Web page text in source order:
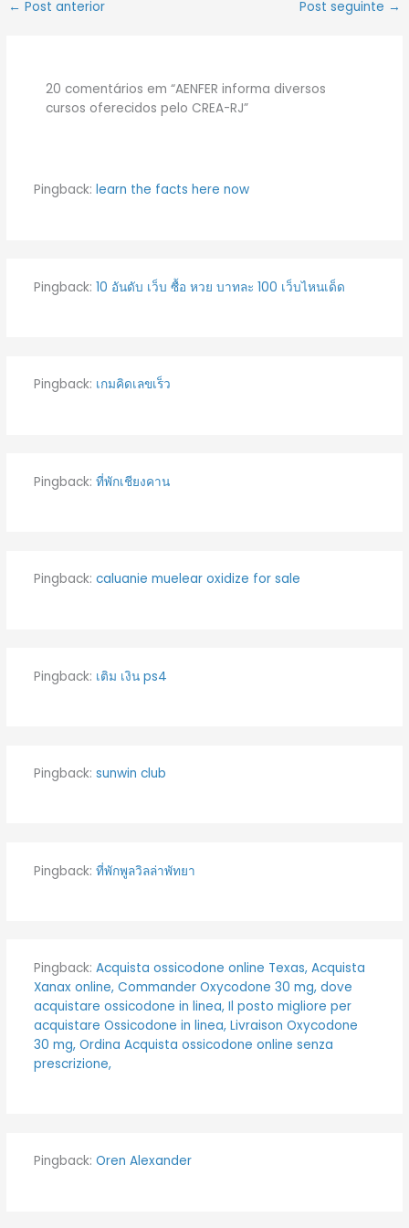
← Post anterior Post seguinte →
20 comentários em “AENFER informa diversos
cursos oferecidos pelo CREA-RJ”
Pingback: learn the facts here now
Pingback: 10 อันดับ เว็บ ซื้อ หวย บาทละ 100 เว็บไหนเด็ด
Pingback: เกมคิดเลขเร็ว
Pingback: ที่พักเชียงคาน
Pingback: caluanie muelear oxidize for sale​
Pingback: เติม เงิน ps4
Pingback: sunwin club
Pingback: ที่พักพูลวิลล่าพัทยา
Pingback: Acquista ossicodone online Texas, Acquista
Xanax online, Commander Oxycodone 30 mg, dove
acquistare ossicodone in linea, Il posto migliore per
acquistare Ossicodone in linea, Livraison Oxycodone
30 mg, Ordina Acquista ossicodone online senza
prescrizione,
Pingback: Oren Alexander